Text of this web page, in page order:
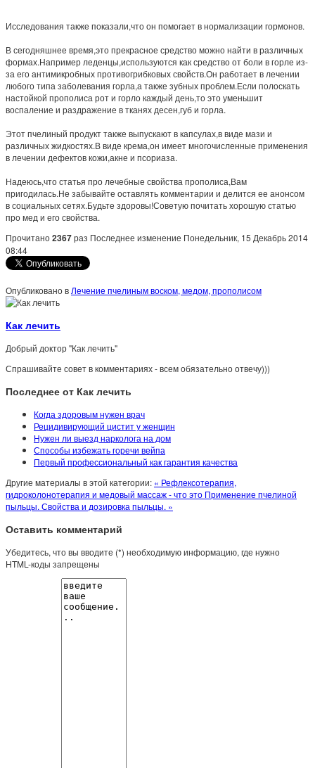
Исследования также показали,что он помогает в нормализации гормонов.
В сегодняшнее время,это прекрасное средство можно найти в различных
формах.Например леденцы,используются как средство от боли в горле из-
за его антимикробных противогрибковых свойств.Он работает в лечении
любого типа заболевания горла,а также зубных проблем.Если полоскать
настойкой прополиса рот и горло каждый день,то это уменьшит
воспаление и раздражение в тканях десен,губ и горла.
Этот пчелиный продукт также выпускают в капсулах,в виде мази и
различных жидкостях.В виде крема,он имеет многочисленные применения
в лечении дефектов кожи,акне и псориаза.
Надеюсь,что статья про лечебные свойства прополиса,Вам
пригодилась.Не забывайте оставлять комментарии и делится ее анонсом
в социальных сетях.Будьте здоровы!Советую почитать хорошую статью
про мед и его свойства.
Прочитано2367раз Последнее изменение Понедельник, 15 Декабрь 2014
08:44
Опубликовано в Лечение пчелиным воском, медом, прополисом
Как лечить
Добрый доктор "Как лечить"
Спрашивайте совет в комментариях - всем обязательно отвечу)))
Последнее от Как лечить
Когда здоровым нужен врач
Рецидивирующий цистит у женщин
Нужен ли выезд нарколога на дом
Способы избежать горечи вейпа
Первый профессиональный как гарантия качества
Другие материалы в этой категории: « Рефлексотерапия,
гидроколонотерапия и медовый массаж - что это Применение пчелиной
пыльцы. Свойства и дозировка пыльцы. »
Оставить комментарий
Убедитесь, что вы вводите (*) необходимую информацию, где нужно
HTML-коды запрещены